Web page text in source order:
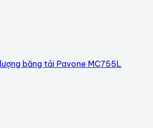
băng tải Pavone MC755L